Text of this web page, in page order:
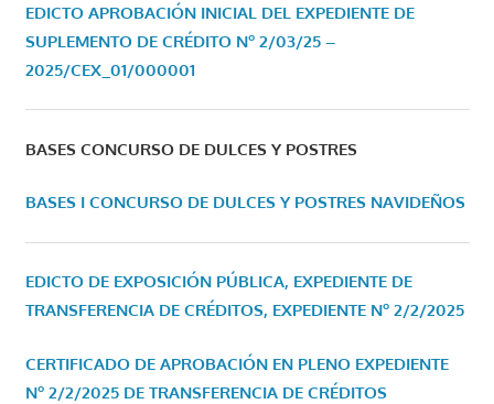
EDICTO APROBACIÓN INICIAL DEL EXPEDIENTE DE
SUPLEMENTO DE CRÉDITO Nº 2/03/25 –
2025/CEX_01/000001
BASES CONCURSO DE DULCES Y POSTRES
BASES I CONCURSO DE DULCES Y POSTRES NAVIDEÑOS
EDICTO DE EXPOSICIÓN PÚBLICA, EXPEDIENTE DE
TRANSFERENCIA DE CRÉDITOS, EXPEDIENTE Nº 2/2/2025
CERTIFICADO DE APROBACIÓN EN PLENO EXPEDIENTE
Nº 2/2/2025 DE TRANSFERENCIA DE CRÉDITOS